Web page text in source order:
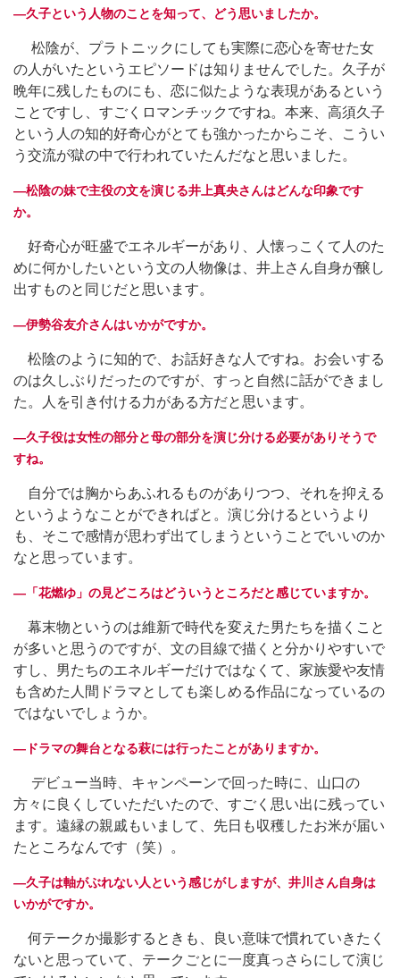
―久子という人物のことを知って、どう思いましたか。
松陰が、プラトニックにしても実際に恋心を寄せた女
の人がいたというエピソードは知りませんでした。久子が
晩年に残したものにも、恋に似たような表現があるという
ことですし、すごくロマンチックですね。本来、高須久子
という人の知的好奇心がとても強かったからこそ、こうい
う交流が獄の中で行われていたんだなと思いました。
―松陰の妹で主役の文を演じる井上真央さんはどんな印象です
か。
好奇心が旺盛でエネルギーがあり、人懐っこくて人のた
めに何かしたいという文の人物像は、井上さん自身が醸し
出すものと同じだと思います。
―伊勢谷友介さんはいかがですか。
松陰のように知的で、お話好きな人ですね。お会いする
のは久しぶりだったのですが、すっと自然に話ができまし
た。人を引き付ける力がある方だと思います。
―久子役は女性の部分と母の部分を演じ分ける必要がありそうで
すね。
自分では胸からあふれるものがありつつ、それを抑える
というようなことができればと。演じ分けるというより
も、そこで感情が思わず出てしまうということでいいのか
なと思っています。
―「花燃ゆ」の見どころはどういうところだと感じていますか。
幕末物というのは維新で時代を変えた男たちを描くこと
が多いと思うのですが、文の目線で描くと分かりやすいで
すし、男たちのエネルギーだけではなくて、家族愛や友情
も含めた人間ドラマとしても楽しめる作品になっているの
ではないでしょうか。
―ドラマの舞台となる萩には行ったことがありますか。
デビュー当時、キャンペーンで回った時に、山口の
方々に良くしていただいたので、すごく思い出に残ってい
ます。遠縁の親戚もいまして、先日も収穫したお米が届い
たところなんです（笑）。
―久子は軸がぶれない人という感じがしますが、井川さん自身は
いかがですか。
何テークか撮影するときも、良い意味で慣れていきたく
ないと思っていて、テークごとに一度真っさらにして演じ